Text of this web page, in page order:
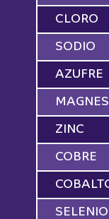
CLORO
SODIO
AZUFRE
ZINC
COBRE
SELENIO